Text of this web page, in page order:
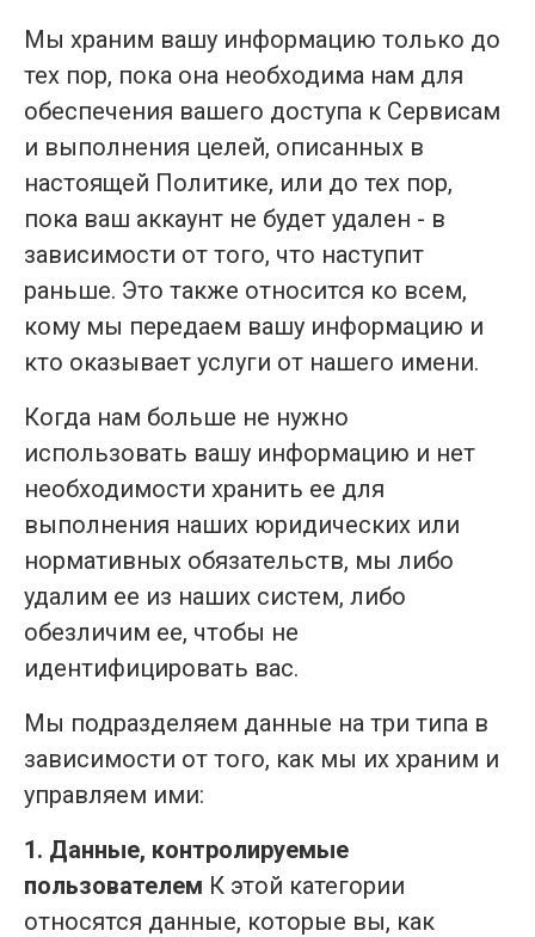
Мы храним вашу информацию только до
тех пор, пока она необходима нам для
обеспечения вашего доступа к Сервисам
и выполнения целей, описанных в
настоящей Политике, или до тех пор,
пока ваш аккаунт не будет удален - в
зависимости от того, что наступит
раньше. Это также относится ко всем,
кому мы передаем вашу информацию и
кто оказывает услуги от нашего имени.
Когда нам больше не нужно
использовать вашу информацию и нет
необходимости хранить ее для
выполнения наших юридических или
нормативных обязательств, мы либо
удалим ее из наших систем, либо
обезличим ее, чтобы не
идентифицировать вас.
Мы подразделяем данные на три типа в
зависимости от того, как мы их храним и
управляем ими:
1. Данные, контролируемые
пользователем К этой категории
относятся данные, которые вы, как